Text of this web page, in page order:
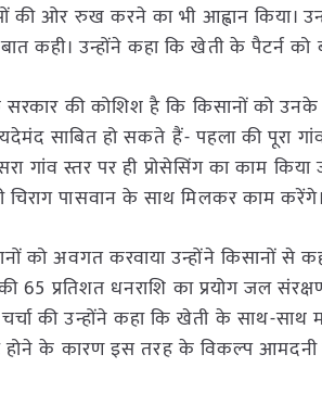
ओर रुख करने का भी आह्वान किया।
कही। उन्होंने कहा कि खेती के पैटर्न
सरकार की कोशिश है कि किसानों को
साबित हो सकते हैं- पहला की पूरा
स्तर पर ही प्रोसेसिंग का काम किया
चिराग पासवान के साथ मिलकर काम करेंगे।
को अवगत करवाया उन्होंने किसानों से
प्रतिशत धनराशि का प्रयोग जल
की उन्होंने कहा कि खेती के साथ-
होने के कारण इस तरह के विकल्प